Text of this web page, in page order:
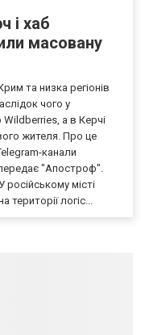
і хаб
масовану
та низка регіонів
чого у
Wildberries, а в Керчі
жителя. Про це
канали
"Апостроф".
російському місті
логіс...